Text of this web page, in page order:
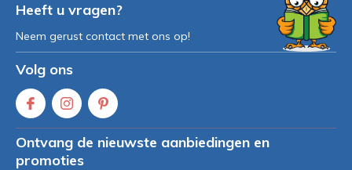
Heeft u vragen?
Neem gerust contact met ons op!
Volg ons
Ontvang de nieuwste aanbiedingen en
promoties